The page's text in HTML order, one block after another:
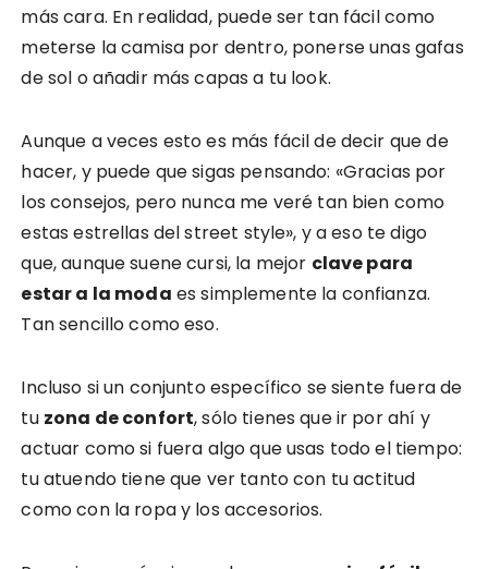
más cara. En realidad, puede ser tan fácil como
meterse la camisa por dentro, ponerse unas gafas
de sol o añadir más capas a tu look.
Aunque a veces esto es más fácil de decir que de
hacer, y puede que sigas pensando: «Gracias por
los consejos, pero nunca me veré tan bien como
estas estrellas del street style», y a eso te digo
que, aunque suene cursi, la mejor clave para
estar a la moda es simplemente la confianza.
Tan sencillo como eso.
Incluso si un conjunto específico se siente fuera de
tu zona de confort, sólo tienes que ir por ahí y
actuar como si fuera algo que usas todo el tiempo:
tu atuendo tiene que ver tanto con tu actitud
como con la ropa y los accesorios.